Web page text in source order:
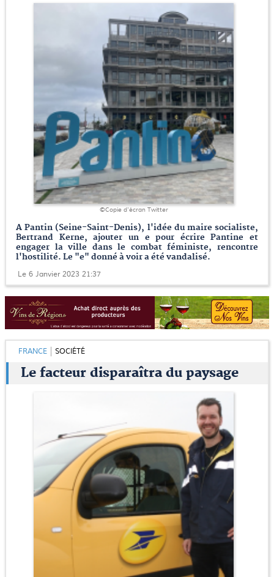
©Copie d'écran Twitter
A Pantin (Seine-Saint-Denis), l'idée du maire socialiste,
Bertrand Kerne, ajouter un e pour écrire Pantine et
engager la ville dans le combat féministe, rencontre
l'hostilité. Le "e" donné à voir a été vandalisé.
Le 6 Janvier 2023 21:37
FRANCE SOCIÉTÉ
Le facteur disparaîtra du paysage